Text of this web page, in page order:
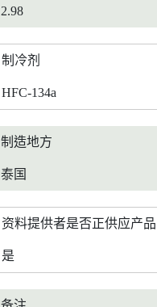
2.98
制冷剂
HFC-134a
制造地方
泰国
资料提供者是否正供应产品
是